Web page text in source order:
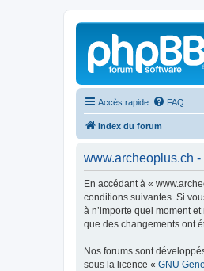
Accès rapide FAQ
Index du forum
www.archeoplus.ch
En accédant à «
conditions suivantes. Si
à n’importe quel moment
que des changements ont
Nos forums sont
sous la licence « GNU